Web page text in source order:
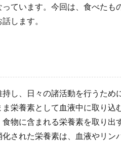
ています。今回は、食べたも
します。
し、日々の諸活動を行うため
栄養素として血液中に取り込
物に含まれる栄養素を取り出
された栄養素は、血液やリン